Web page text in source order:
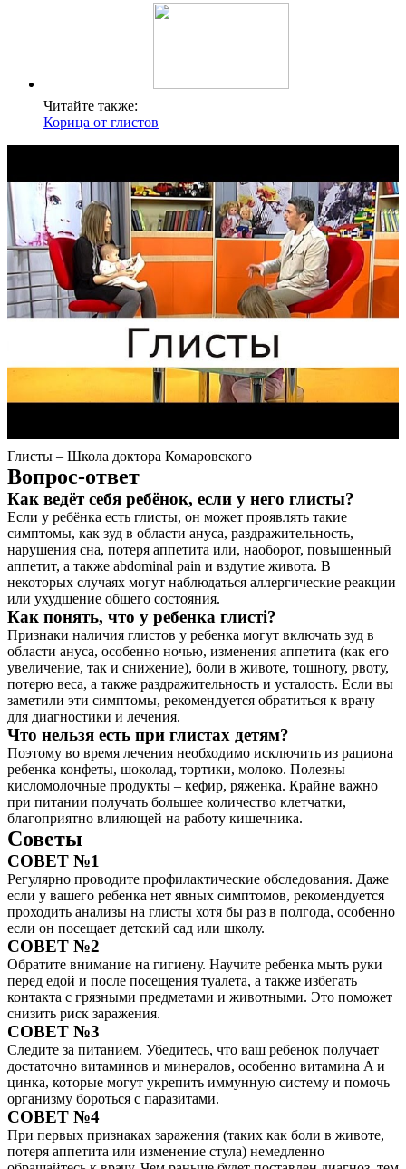
Читайте также:
Корица от глистов
Глисты – Школа доктора Комаровского
Вопрос-ответ
Как ведёт себя ребёнок, если у него глисты?
Если у ребёнка есть глисты, он может проявлять такие
симптомы, как зуд в области ануса, раздражительность,
нарушения сна, потеря аппетита или, наоборот, повышенный
аппетит, а также abdominal pain и вздутие живота. В
некоторых случаях могут наблюдаться аллергические реакции
или ухудшение общего состояния.
Как понять, что у ребенка глисті?
Признаки наличия глистов у ребенка могут включать зуд в
области ануса, особенно ночью, изменения аппетита (как его
увеличение, так и снижение), боли в животе, тошноту, рвоту,
потерю веса, а также раздражительность и усталость. Если вы
заметили эти симптомы, рекомендуется обратиться к врачу
для диагностики и лечения.
Что нельзя есть при глистах детям?
Поэтому во время лечения необходимо исключить из рациона
ребенка конфеты, шоколад, тортики, молоко. Полезны
кисломолочные продукты – кефир, ряженка. Крайне важно
при питании получать большее количество клетчатки,
благоприятно влияющей на работу кишечника.
Советы
СОВЕТ №1
Регулярно проводите профилактические обследования. Даже
если у вашего ребенка нет явных симптомов, рекомендуется
проходить анализы на глисты хотя бы раз в полгода, особенно
если он посещает детский сад или школу.
СОВЕТ №2
Обратите внимание на гигиену. Научите ребенка мыть руки
перед едой и после посещения туалета, а также избегать
контакта с грязными предметами и животными. Это поможет
снизить риск заражения.
СОВЕТ №3
Следите за питанием. Убедитесь, что ваш ребенок получает
достаточно витаминов и минералов, особенно витамина A и
цинка, которые могут укрепить иммунную систему и помочь
организму бороться с паразитами.
СОВЕТ №4
При первых признаках заражения (таких как боли в животе,
потеря аппетита или изменение стула) немедленно